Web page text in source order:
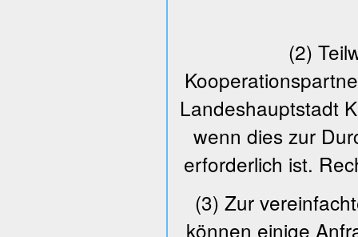
(2)
Landeshauptstadt
wenn dies zur
erforderlich ist.
(3) Zur
können einige